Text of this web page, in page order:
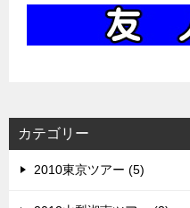
カテゴリー
2010東京ツアー (5)